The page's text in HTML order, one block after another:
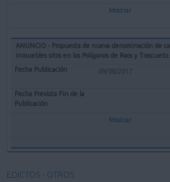
Mostrar
ANUNCIO - Propuesta de nueva denominación de
inmuebles sitos en los Polígonos de Raos y Trascueto.
09/08/2017
Mostrar
EDICTOS - OTROS